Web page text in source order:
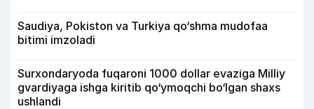
Saudiya, Pokiston va Turkiya qo‘shma mudofaa
bitimi imzoladi
Surxondaryoda fuqaroni 1000 dollar evaziga Milliy
gvardiyaga ishga kiritib qo‘ymoqchi bo‘lgan shaxs
ushlandi